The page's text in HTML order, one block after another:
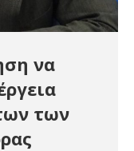
να
των